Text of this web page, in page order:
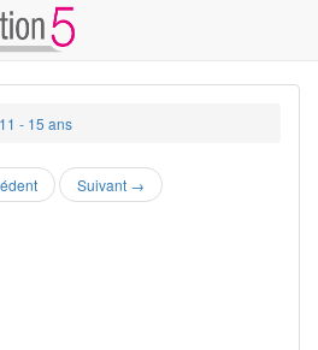
- 15 ans
Suivant →